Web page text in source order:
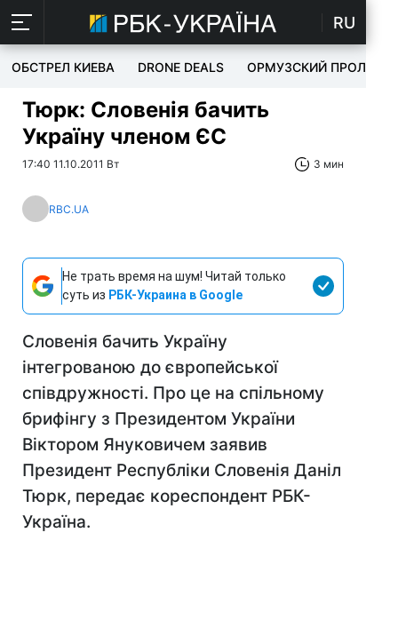
RU
ОБСТРЕЛ КИЕВА DRONE DEALS ОРМУЗСКИЙ ПРОЛИВ
Тюрк: Словенія бачить
Україну членом ЄС
17:40 11.10.2011 Вт 3 мин
RBC.UA
Не трать время на шум! Читай только
суть из РБК-Украина в Google
Словенія бачить Україну
інтегрованою до європейської
співдружності. Про це на спільному
брифінгу з Президентом України
Віктором Януковичем заявив
Президент Республіки Словенія Даніл
Тюрк, передає кореспондент РБК-
Україна.